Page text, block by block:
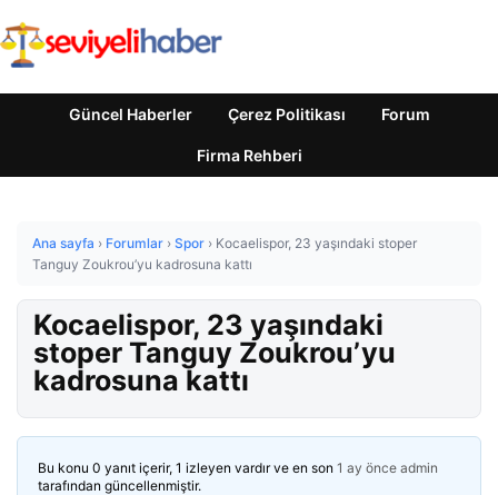
Güncel Haberler Çerez Politikası Forum
Firma Rehberi
Ana sayfa › Forumlar › Spor › Kocaelispor, 23 yaşındaki stoper
Tanguy Zoukrou’yu kadrosuna kattı
Kocaelispor, 23 yaşındaki
stoper Tanguy Zoukrou’yu
kadrosuna kattı
Bu konu 0 yanıt içerir, 1 izleyen vardır ve en son 1 ay önce admin
tarafından güncellenmiştir.